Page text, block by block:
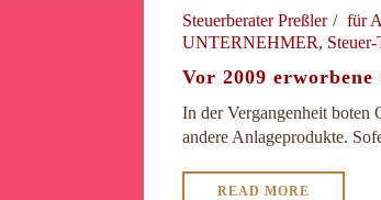
Steuerberater Preßler für
UNTERNEHMER,
Vor 2009 erworbene
In der Vergangenheit boten
andere Anlageprodukte.
READ MORE